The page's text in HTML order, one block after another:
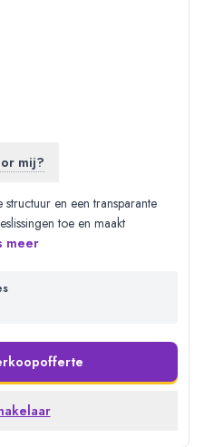
mij?
en een transparante
toe en maakt
meer